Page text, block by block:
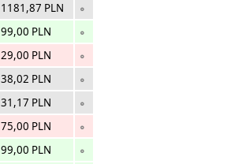
1181,87 PLN
∘
99,00 PLN
∘
29,00 PLN
∘
38,02 PLN
∘
31,17 PLN
∘
75,00 PLN
∘
99,00 PLN
∘